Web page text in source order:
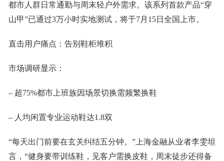
都市人群日常通勤与周末轻户外需求。该系列首款产品“穿
山甲”已通过3万小时实地测试，将于7月15日全国上市。
直击用户痛点：告别鞋柜堆积
市场调研显示：
– 超75%都市上班族因场景切换需频繁换鞋
– 人均闲置专业运动鞋达1.8双
“每天出门前要在玄关纠结五分钟。”上海金融从业者李雯坦
言，“健身要带训练鞋，见客户需换皮鞋，周末徒步还得备